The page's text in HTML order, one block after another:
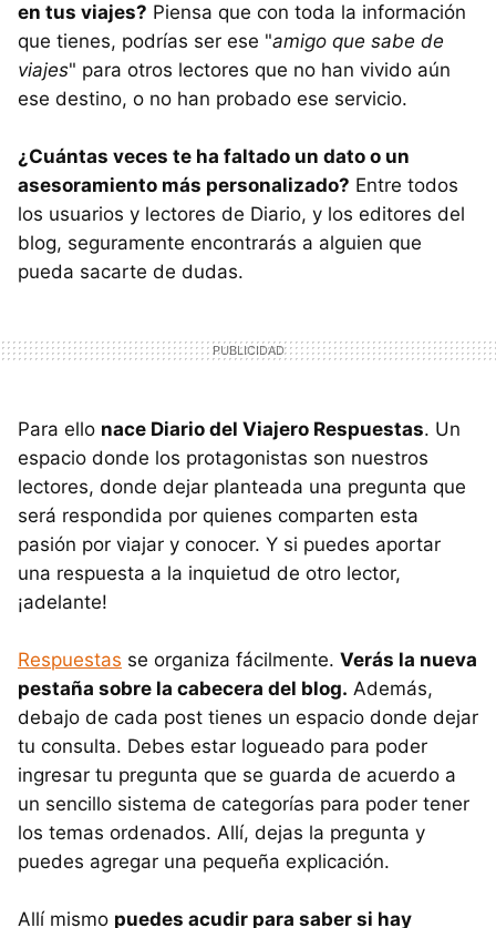
en tus viajes? Piensa que con toda la información
que tienes, podrías ser ese "amigo que sabe de
viajes" para otros lectores que no han vivido aún
ese destino, o no han probado ese servicio.
¿Cuántas veces te ha faltado un dato o un
asesoramiento más personalizado? Entre todos
los usuarios y lectores de Diario, y los editores del
blog, seguramente encontrarás a alguien que
pueda sacarte de dudas.
Para ello nace Diario del Viajero Respuestas. Un
espacio donde los protagonistas son nuestros
lectores, donde dejar planteada una pregunta que
será respondida por quienes comparten esta
pasión por viajar y conocer. Y si puedes aportar
una respuesta a la inquietud de otro lector,
¡adelante!
Respuestas se organiza fácilmente. Verás la nueva
pestaña sobre la cabecera del blog. Además,
debajo de cada post tienes un espacio donde dejar
tu consulta. Debes estar logueado para poder
ingresar tu pregunta que se guarda de acuerdo a
un sencillo sistema de categorías para poder tener
los temas ordenados. Allí, dejas la pregunta y
puedes agregar una pequeña explicación.
Allí mismo puedes acudir para saber si hay